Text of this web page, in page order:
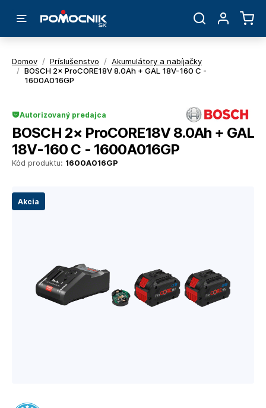
Domov / Príslušenstvo / Akumulátory a nabíjačky
/ BOSCH 2× ProCORE18V 8.0Ah + GAL 18V-160 C -
1600A016GP
Akcia
Kód produktu: 1600A016GP
Autorizovaný predajca
BOSCH 2× ProCORE18V 8.0Ah + GAL
18V-160 C - 1600A016GP